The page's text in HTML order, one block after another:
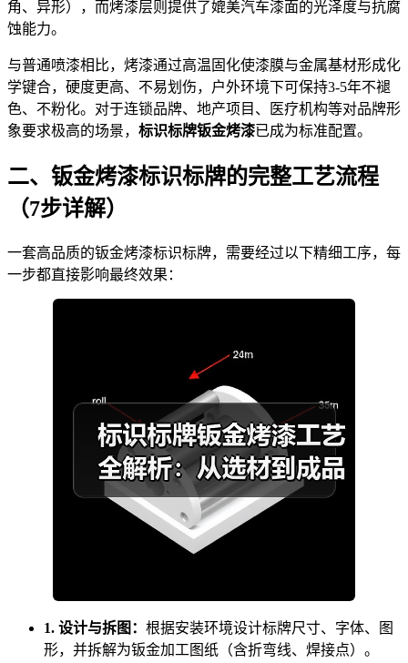
角、异形），而烤漆层则提供了媲美汽车漆面的光泽度与抗腐
蚀能力。
与普通喷漆相比，烤漆通过高温固化使漆膜与金属基材形成化
学键合，硬度更高、不易划伤，户外环境下可保持3-5年不褪
色、不粉化。对于连锁品牌、地产项目、医疗机构等对品牌形
象要求极高的场景， 标识标牌钣金烤漆已成为标准配置。
二、钣金烤漆标识标牌的完整工艺流程
（7步详解）
一套高品质的钣金烤漆标识标牌，需要经过以下精细工序，每
一步都直接影响最终效果：
1. 设计与拆图： 根据安装环境设计标牌尺寸、字体、图
形，并拆解为钣金加工图纸（含折弯线、焊接点）。